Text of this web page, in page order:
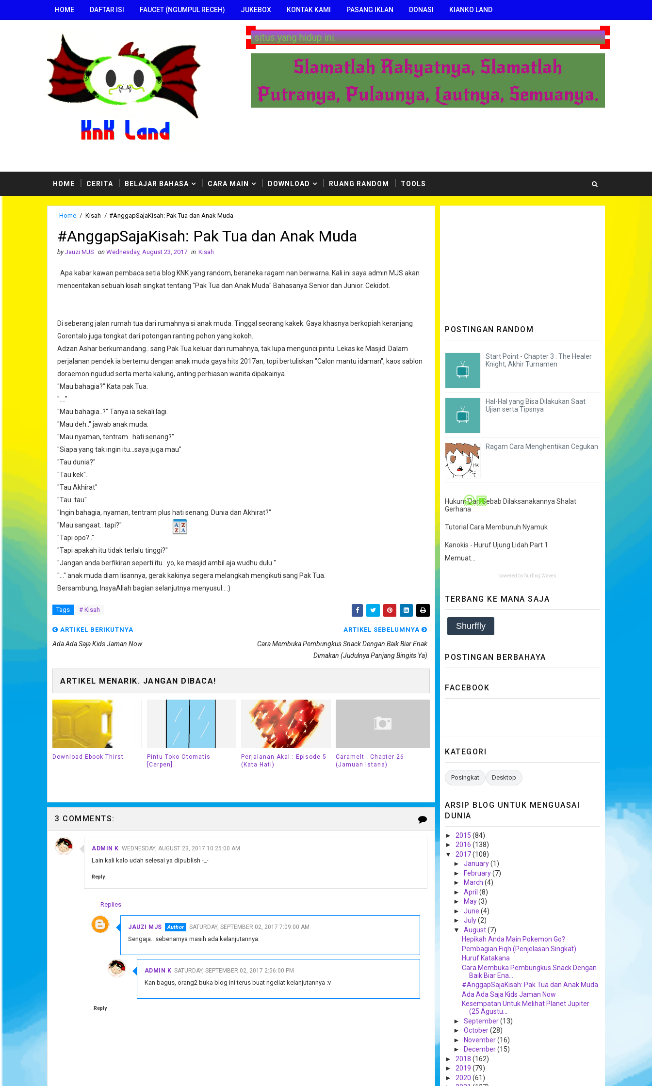
HOME DAFTAR ISI FAUCET (NGUMPUL RECEH) JUKEBOX KONTAK KAMI PASANG IKLAN DONASI KIANKO LAND
penulis-penulis kami. Selamat menikmati situs yang hidup ini.
Slamatlah Rakyatnya, Slamatlah
Putranya, Pulaunya, Lautnya, Semuanya.
HOME CERITA BELAJAR BAHASA CARA MAIN DOWNLOAD RUANG RANDOM TOOLS
Home / Kisah / #AnggapSajaKisah: Pak Tua dan Anak Muda
#AnggapSajaKisah: Pak Tua dan Anak Muda
by Jauzi MJS on Wednesday, August 23, 2017 in Kisah
Apa kabar kawan pembaca setia blog KNK yang random, beraneka ragam nan berwarna. Kali ini saya admin MJS akan
menceritakan sebuah kisah singkat tentang "Pak Tua dan Anak Muda" Bahasanya Senior dan Junior. Cekidot.
Di seberang jalan rumah tua dari rumahnya si anak muda. Tinggal seorang kakek. Gaya khasnya berkopiah keranjang
Gorontalo juga tongkat dari potongan ranting pohon yang kokoh.
Adzan Ashar berkumandang.. sang Pak Tua keluar dari rumahnya, tak lupa mengunci pintu. Lekas ke Masjid. Dalam
perjalanan pendek ia bertemu dengan anak muda gaya hits 2017an, topi bertuliskan "Calon mantu idaman", kaos sablon
doraemon ngudud serta merta kalung, anting perhiasan wanita dipakainya.
"Mau bahagia?" Kata pak Tua.
"...."
"Mau bahagia..?" Tanya ia sekali lagi.
"Mau deh.." jawab anak muda.
"Mau nyaman, tentram.. hati senang?"
"Siapa yang tak ingin itu...saya juga mau"
"Tau dunia?"
"Tau kek"..
"Tau Akhirat"
"Tau..tau"
"Ingin bahagia, nyaman, tentram plus hati senang. Dunia dan Akhirat?"
"Mau sangaat.. tapi?"
"Tapi opo?.."
"Tapi apakah itu tidak terlalu tinggi?"
"Jangan anda berfikiran seperti itu.. yo, ke masjid ambil aja wudhu dulu "
"..." anak muda diam lisannya, gerak kakinya segera melangkah mengikuti sang Pak Tua.
Bersambung, InsyaAllah bagian selanjutnya menyusul.. :)
Tags # Kisah
ARTIKEL BERIKUTNYA
Ada Ada Saja Kids Jaman Now
ARTIKEL SEBELUMNYA
Cara Membuka Pembungkus Snack Dengan Baik Biar Enak
Dimakan (Judulnya Panjang Bingits Ya)
ARTIKEL MENARIK. JANGAN DIBACA!
Download Ebook Thirst
Pintu Toko Otomatis
[Cerpen]
Perjalanan Akal : Episode 5
(Kata Hati)
Caramelt - Chapter 26
(Jamuan Istana)
3 COMMENTS:
ADMIN K WEDNESDAY, AUGUST 23, 2017 10:25:00 AM
Lain kali kalo udah selesai ya dipublish -_-
Reply
Replies
JAUZI MJS SATURDAY, SEPTEMBER 02, 2017 7:09:00 AM
Sengaja.. sebenarnya masih ada kelanjutannya.
ADMIN K SATURDAY, SEPTEMBER 02, 2017 2:56:00 PM
Kan bagus, orang2 buka blog ini terus buat ngeliat kelanjutannya :v
Reply
POSTINGAN RANDOM
Start Point - Chapter 3 : The Healer
Knight, Akhir Turnamen
Hal-Hal yang Bisa Dilakukan Saat
Ujian serta Tipsnya
Ragam Cara Menghentikan Cegukan
Hukum Dan Sebab Dilaksanakannya Shalat
Gerhana
Tutorial Cara Membunuh Nyamuk
Kanokis - Huruf Ujung Lidah Part 1
Memuat...
powered by Surfing Waves
TERBANG KE MANA SAJA
Shurffly
POSTINGAN BERBAHAYA
FACEBOOK
KATEGORI
Posingkat Desktop
ARSIP BLOG UNTUK MENGUASAI
DUNIA
► 2015 (84)
► 2016 (138)
▼ 2017(108)
► January(1)
►
February(7)
►
March (4)
► April (8)
►
May(3)
► June (4)
► July(2)
▼ August(7)
Hepikah Anda Main Pokemon Go?
Pembagian Fiqh (Penjelasan Singkat)
Huruf Katakana
Cara Membuka Pembungkus Snack Dengan
Baik Biar Ena...
#AnggapSajaKisah: Pak Tua dan Anak Muda
Ada Ada Saja Kids Jaman Now
Kesempatan Untuk Melihat Planet Jupiter
(25 Agustu...
► September(13)
► October(28)
►
November(16)
►
December(15)
► 2018 (162)
► 2019 (79)
► 2020 (61)
🙅🏿